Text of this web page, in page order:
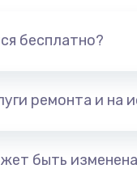
бесплатно?
ремонта и
быть